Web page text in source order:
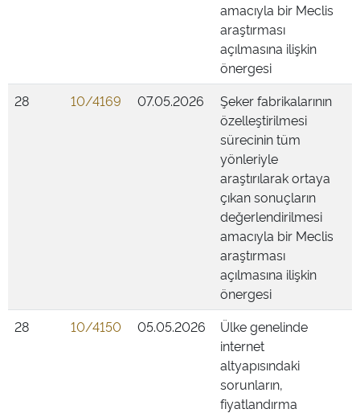
amacıyla bir Meclis
araştırması
açılmasına ilişkin
önergesi
28
10/4169 07.05.2026
Şeker fabrikalarının
özelleştirilmesi
sürecinin tüm
yönleriyle
araştırılarak ortaya
çıkan sonuçların
değerlendirilmesi
amacıyla bir Meclis
araştırması
açılmasına ilişkin
önergesi
28
10/4150 05.05.2026
Ülke genelinde
internet
altyapısındaki
sorunların,
fiyatlandırma